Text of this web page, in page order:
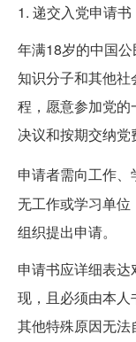
1. 递交入党申请书
年满18岁的中国公
知识分子和其他
程，愿意参加党
决议和按期交纳党
申请者需向工作、
无工作或学习单
组织提出申请。
申请书应详细表
现，且必须由本
其他特殊原因无